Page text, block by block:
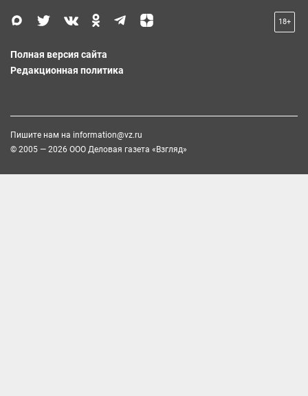
18+
Полная версия сайта
Редакционная политика
Пишите нам на information@vz.ru
© 2005 — 2026 ООО Деловая газета «Взгляд»